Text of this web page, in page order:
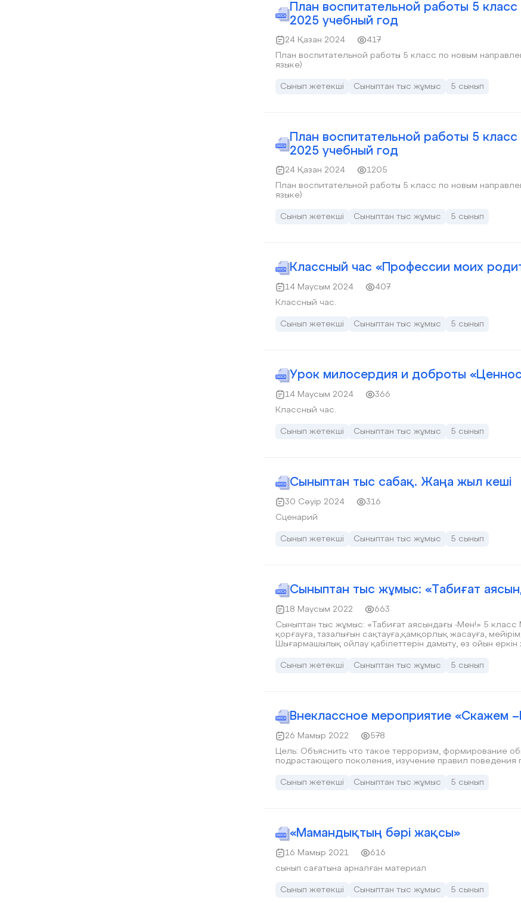
План воспитательной работы 5
2025 учебный год
24 Қазан 2024
417
План воспитательной работы 5 класс по новым
языке)
Сынып жетекші Сыныптан тыс жұмыс 5 сынып
План воспитательной работы 5
2025 учебный год
24 Қазан 2024
1205
План воспитательной работы 5 класс по новым
языке)
Сынып жетекші Сыныптан тыс жұмыс 5 сынып
Классный час «Профессии моих
14 Маусым 2024
407
Классный час.
Сынып жетекші Сыныптан тыс жұмыс 5 сынып
Урок милосердия и доброты
14 Маусым 2024
366
Классный час.
Сынып жетекші Сыныптан тыс жұмыс 5 сынып
Сыныптан тыс сабақ. Жаңа жыл кеші
30 Сәуір 2024
316
Сценарий
Сынып жетекші Сыныптан тыс жұмыс 5 сынып
Сыныптан тыс жұмыс: «Табиғат
18 Маусым 2022
663
Сыныптан тыс жұмыс: «Табиғат аясындағы -Мен!» 5 класс
қорғауға, тазалығын сақтауға,қамқорлық жасауға,
Шығармашылық ойлау қабілеттерін дамыту, өз ойын еркін
Сынып жетекші Сыныптан тыс жұмыс 5 сынып
Внеклассное мероприятие «Скажем
26 Мамыр 2022
578
Цель: Объяснить что такое терроризм, формирование
подрастающего поколения, изучение правил поведения
Сынып жетекші Сыныптан тыс жұмыс 5 сынып
«Мамандықтың бәрі жақсы»
16 Мамыр 2021
616
сынып сағатына арналған материал
Сынып жетекші Сыныптан тыс жұмыс 5 сынып